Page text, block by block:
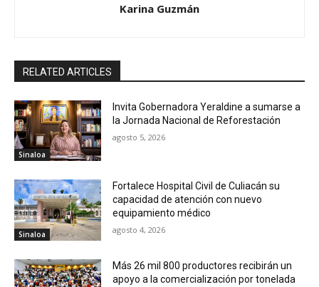
Karina Guzmán
RELATED ARTICLES
Sinaloa
Invita Gobernadora Yeraldine a sumarse a
la Jornada Nacional de Reforestación
agosto 5, 2026
Sinaloa
Fortalece Hospital Civil de Culiacán su
capacidad de atención con nuevo
equipamiento médico
agosto 4, 2026
Más 26 mil 800 productores recibirán un
apoyo a la comercialización por tonelada